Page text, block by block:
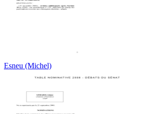
Esneu (Michel)